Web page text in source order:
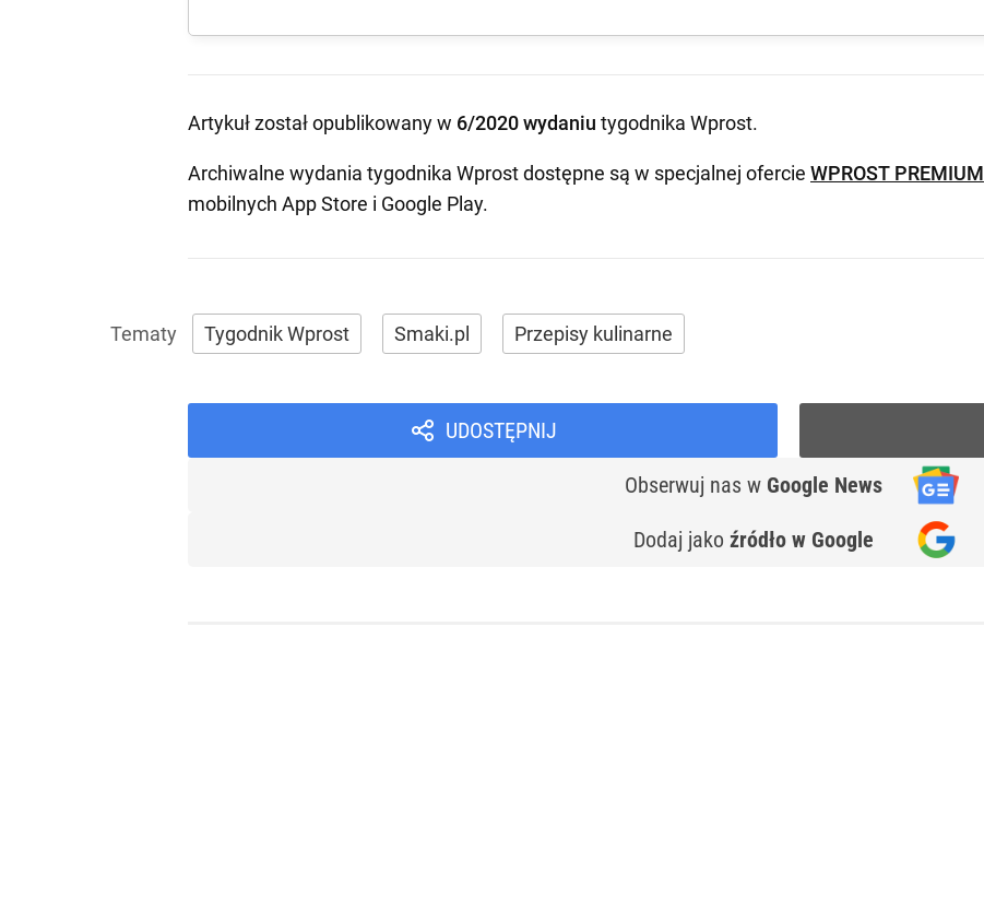
Artykuł został opublikowany w 6/2020 wydaniu tygodnika Wprost.
Archiwalne wydania tygodnika Wprost dostępne są w specjalnej ofercie WPROST PREMIUM
mobilnych App Store i Google Play.
Tygodnik Wprost Smaki.pl Przepisy kulinarne
UDOSTĘPNIJ
Obserwuj nas w Google News
Dodaj jako źródło w Google